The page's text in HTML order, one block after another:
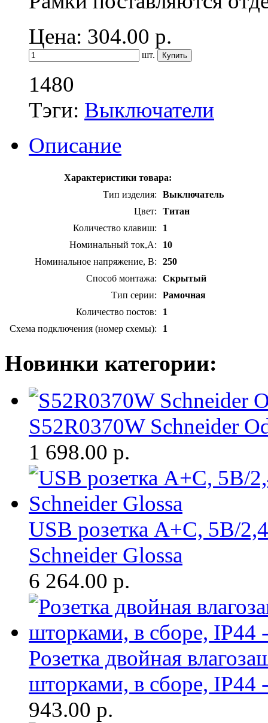
Цена: 304.00 р.
шт.
1480
Тэги: Выключатели
Описание
Характеристики товара:
Тип изделия:
Выключатель
Цвет:
Титан
Количество клавиш:
1
Номинальный ток,А:
10
Номинальное напряжение, В:
250
Способ монтажа:
Скрытый
Тип серии:
Рамочная
Количество постов:
1
Схема подключения (номер схемы):
1
Новинки категории:
S52R0370W Schneider
1 698.00 р.
USB розетка A+С, 5В/
Schneider Glossa
6 264.00 р.
Розетка двойная
шторками, в сборе, IP44
943.00 р.